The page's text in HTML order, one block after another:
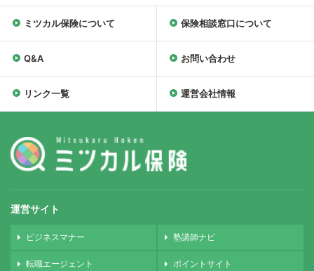
ミツカル保険について 保険相談窓口について
Q&A お問い合わせ
リンク一覧 運営会社情報
運営サイト
ビジネスマナー 塾講師ナビ
転職エージェント ポイントサイト